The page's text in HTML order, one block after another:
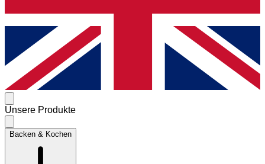
Unsere Produkte
Backen & Kochen